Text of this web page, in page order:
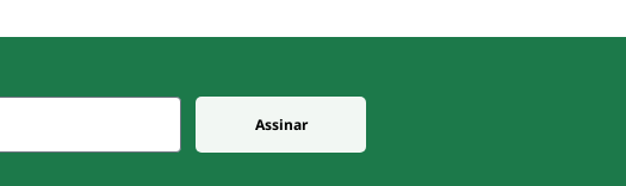
Assinar